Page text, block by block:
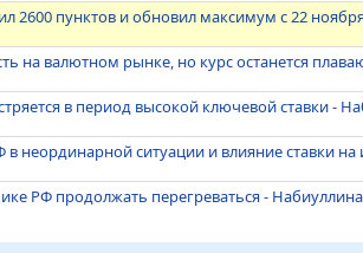
2600 пунктов и обновил максимум с 22
на валютном рынке, но курс останется
в период высокой ключевой ставки -
неординарной ситуации и влияние ставки
РФ продолжать перегреваться - Набиуллина